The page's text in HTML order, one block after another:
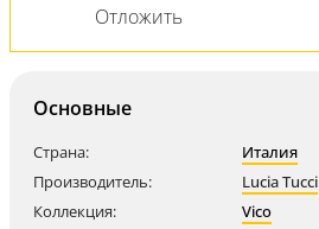
Основные
Страна:
Италия
Производитель:
Lucia Tucci
Коллекция:
Vico